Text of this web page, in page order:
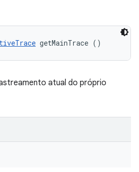
getMainTrace ()
atual do próprio